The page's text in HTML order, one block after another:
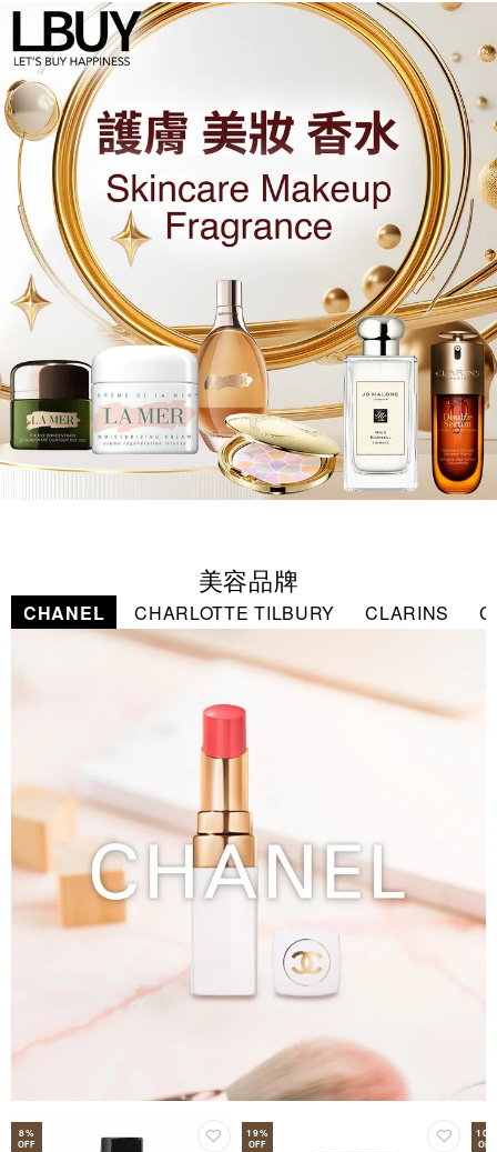
美容品牌
CHANEL CHARLOTTE TILBURY CLARINS
8%
OFF
19%
OFF
10
OFF